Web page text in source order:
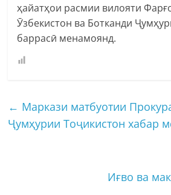
ҳайатҳои расмии вилояти
Ӯзбекистон ва Ботканди
баррасӣ менамоянд.
← Маркази матбуотии
Ҷумҳурии Тоҷикистон хабар
Иғво ва